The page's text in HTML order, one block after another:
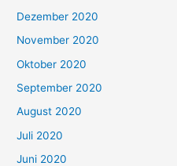
Dezember 2020
November 2020
Oktober 2020
September 2020
August 2020
Juli 2020
Juni 2020